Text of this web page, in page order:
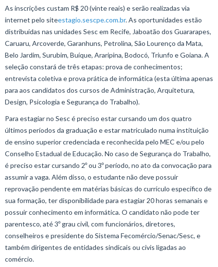
As inscrições custam R$ 20 (vinte reais) e serão realizadas via
internet pelo siteestagio.sescpe.com.br. As oportunidades estão
distribuídas nas unidades Sesc em Recife, Jaboatão dos Guararapes,
Caruaru, Arcoverde, Garanhuns, Petrolina, São Lourenço da Mata,
Belo Jardim, Surubim, Buíque, Araripina, Bodocó, Triunfo e Goiana. A
seleção constará de três etapas: prova de conhecimentos;
entrevista coletiva e prova prática de informática (esta última apenas
para aos candidatos dos cursos de Administração, Arquitetura,
Design, Psicologia e Segurança do Trabalho).
Para estagiar no Sesc é preciso estar cursando um dos quatro
últimos períodos da graduação e estar matriculado numa instituição
de ensino superior credenciada e reconhecida pelo MEC e/ou pelo
Conselho Estadual de Educação. No caso de Segurança do Trabalho,
é preciso estar cursando 2º ou 3º período, no ato da convocação para
assumir a vaga. Além disso, o estudante não deve possuir
reprovação pendente em matérias básicas do currículo específico de
sua formação, ter disponibilidade para estagiar 20 horas semanais e
possuir conhecimento em informática. O candidato não pode ter
parentesco, até 3º grau civil, com funcionários, diretores,
conselheiros e presidente do Sistema Fecomércio/Senac/Sesc, e
também dirigentes de entidades sindicais ou civis ligadas ao
comércio.